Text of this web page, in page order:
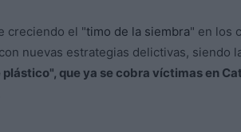
creciendo el "timo de la siembra" en los
nuevas estrategias delictivas, siendo
plástico", que ya se cobra víctimas en